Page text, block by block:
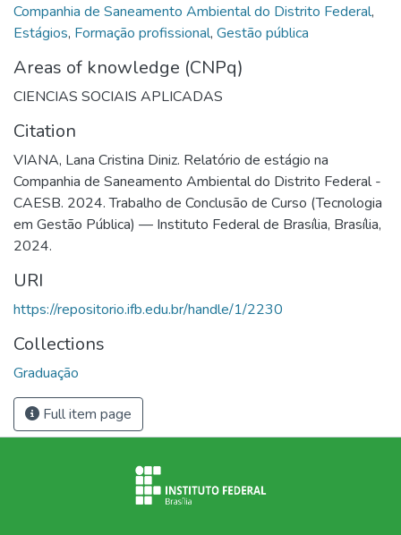
Companhia de Saneamento Ambiental do Distrito Federal,
Estágios, Formação profissional, Gestão pública
Areas of knowledge (CNPq)
CIENCIAS SOCIAIS APLICADAS
Citation
VIANA, Lana Cristina Diniz. Relatório de estágio na
Companhia de Saneamento Ambiental do Distrito Federal -
CAESB. 2024. Trabalho de Conclusão de Curso (Tecnologia
em Gestão Pública) — Instituto Federal de Brasília, Brasília,
2024.
URI
https://repositorio.ifb.edu.br/handle/1/2230
Collections
Graduação
Full item page